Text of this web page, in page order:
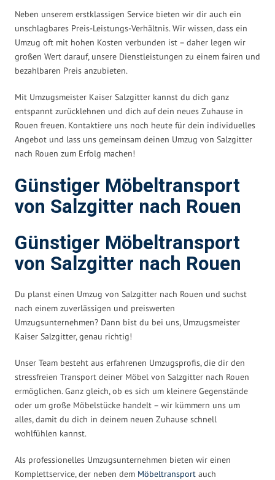
Neben unserem erstklassigen Service bieten wir dir auch ein
unschlagbares Preis-Leistungs-Verhältnis. Wir wissen, dass ein
Umzug oft mit hohen Kosten verbunden ist – daher legen wir
großen Wert darauf, unsere Dienstleistungen zu einem fairen und
bezahlbaren Preis anzubieten.
Mit Umzugsmeister Kaiser Salzgitter kannst du dich ganz
entspannt zurücklehnen und dich auf dein neues Zuhause in
Rouen freuen. Kontaktiere uns noch heute für dein individuelles
Angebot und lass uns gemeinsam deinen Umzug von Salzgitter
nach Rouen zum Erfolg machen!
Günstiger Möbeltransport
von Salzgitter nach Rouen
Günstiger Möbeltransport
von Salzgitter nach Rouen
Du planst einen Umzug von Salzgitter nach Rouen und suchst
nach einem zuverlässigen und preiswerten
Umzugsunternehmen? Dann bist du bei uns, Umzugsmeister
Kaiser Salzgitter, genau richtig!
Unser Team besteht aus erfahrenen Umzugsprofis, die dir den
stressfreien Transport deiner Möbel von Salzgitter nach Rouen
ermöglichen. Ganz gleich, ob es sich um kleinere Gegenstände
oder um große Möbelstücke handelt – wir kümmern uns um
alles, damit du dich in deinem neuen Zuhause schnell
wohlfühlen kannst.
Als professionelles Umzugsunternehmen bieten wir einen
Komplettservice, der neben dem Möbeltransport auch